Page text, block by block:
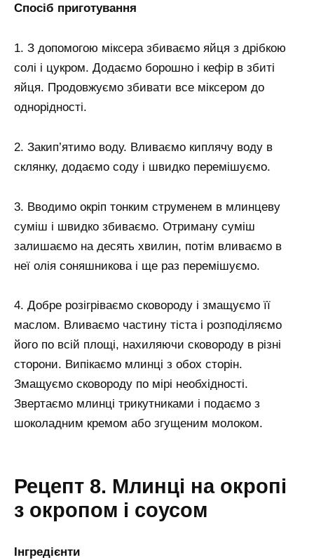
Спосіб приготування
1. З допомогою міксера збиваємо яйця з дрібкою
солі і цукром. Додаємо борошно і кефір в збиті
яйця. Продовжуємо збивати все міксером до
однорідності.
2. Закип’ятимо воду. Вливаємо киплячу воду в
склянку, додаємо соду і швидко перемішуємо.
3. Вводимо окріп тонким струменем в млинцеву
суміш і швидко збиваємо. Отриману суміш
залишаємо на десять хвилин, потім вливаємо в
неї олія соняшникова і ще раз перемішуємо.
4. Добре розігріваємо сковороду і змащуємо її
маслом. Вливаємо частину тіста і розподіляємо
його по всій площі, нахиляючи сковороду в різні
сторони. Випікаємо млинці з обох сторін.
Змащуємо сковороду по мірі необхідності.
Звертаємо млинці трикутниками і подаємо з
шоколадним кремом або згущеним молоком.
Рецепт 8. Млинці на окропі
з окропом і соусом
Інгредієнти